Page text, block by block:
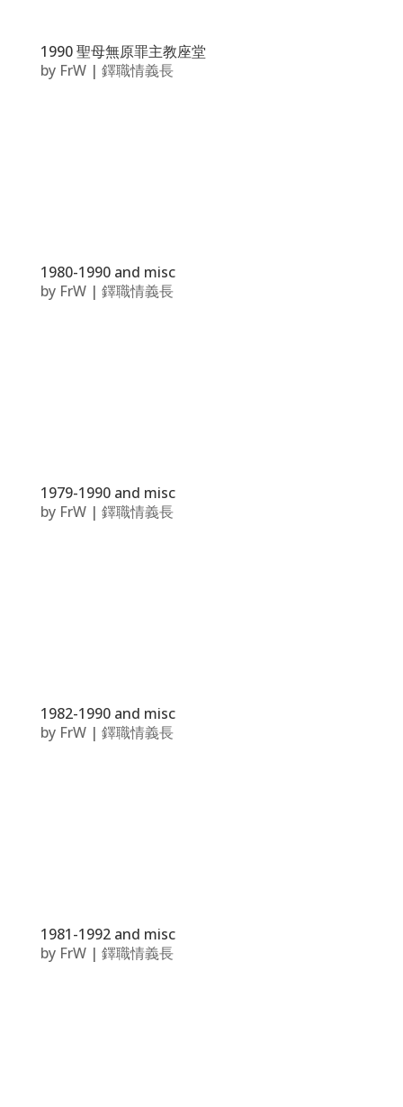
1990 聖母無原罪主教座堂
by FrW| 鐸職情義長
1980-1990 and misc
by FrW| 鐸職情義長
1979-1990 and misc
by FrW| 鐸職情義長
1982-1990 and misc
by FrW| 鐸職情義長
1981-1992 and misc
by FrW| 鐸職情義長